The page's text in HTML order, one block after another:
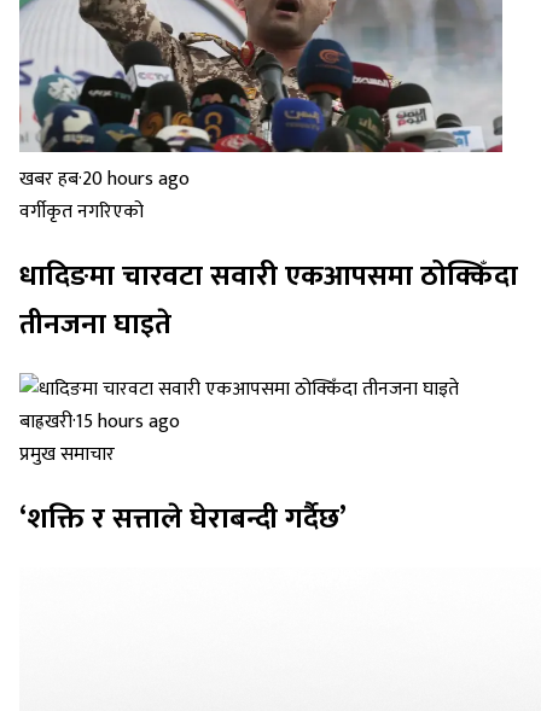
खबर हब·20 hours ago
वर्गीकृत नगरिएको
धादिङमा चारवटा सवारी एकआपसमा ठोक्किँदा
तीनजना घाइते
बाह्रखरी·15 hours ago
प्रमुख समाचार
‘शक्ति र सत्ताले घेराबन्दी गर्दैछ’